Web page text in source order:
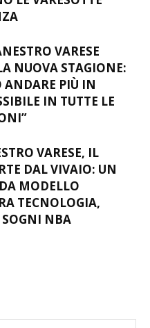
VARESE
NUOVA STAGIONE:
ANDARE PIÙ IN
IN TUTTE LE
VARESE, IL
DAL VIVAIO: UN
MODELLO
TECNOLOGIA,
SOGNI NBA